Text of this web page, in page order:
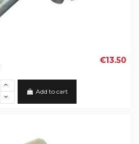
€13.50
Add to cart